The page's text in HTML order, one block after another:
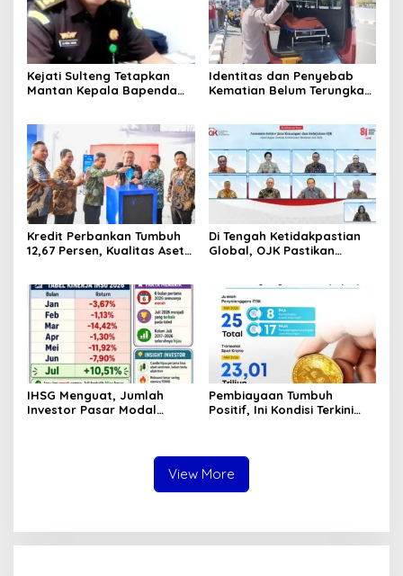
Kejati Sulteng Tetapkan
Mantan Kepala Bapenda
Pertambangan
Identitas dan Penyebab
Kematian Belum Terungkap,
Pantai Lere Palu, Kondisi
Tubuh Sudah Terurai
Dicabik Buaya
Kredit Perbankan Tumbuh
12,67 Persen, Kualitas Aset
Di Tengah Ketidakpastian
Global, OJK Pastikan
IHSG Menguat, Jumlah
Investor Pasar Modal
Pembiayaan Tumbuh
Positif, Ini Kondisi Terkini
View More